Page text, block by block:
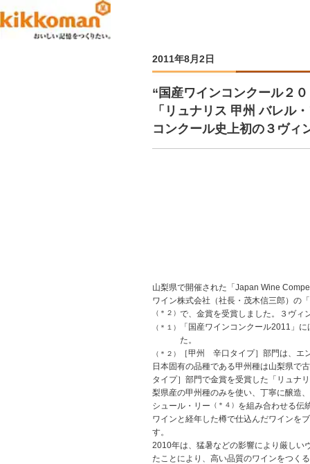
2011年8月2日
“国産ワインコンクール２
「リュナリス 甲州 バレル
コンクール史上初の３ヴィ
山梨県で開催された「Japan Wine
ワイン株式会社（社長・茂木信三郎）の
（＊２） で、金賞を受賞しました。３ヴィ
（＊１）
「国産ワインコンクール2011」
た。
（＊２）
［甲州 辛口タイプ］部門は、エ
日本固有の品種である甲州種は山梨県で
タイプ］部門で金賞を受賞した「リュナ
梨県産の甲州種のみを使い、丁寧に醸造
シュール・リー （＊４） を組み合わせる伝
ワインと経年した樽で仕込んだワインを
す。
2010年は、猛暑などの影響により厳しい
たことにより、高い品質のワインをつく